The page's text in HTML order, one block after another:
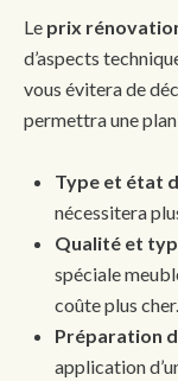
Le prix
d’aspects
vous évitera de
permettra une
Type et état
nécessitera
Qualité et
spéciale
coûte plus cher.
Préparation
application